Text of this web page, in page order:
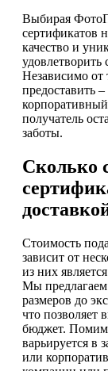
Выбирая
сертификатов
качество и
удовлетворить
Независимо от
предоставить
получатель
заботы.
Сколько
Стоимость
зависит от
из них
Мы
размеров до
что позволяет
бюджет.
варьируется в
или